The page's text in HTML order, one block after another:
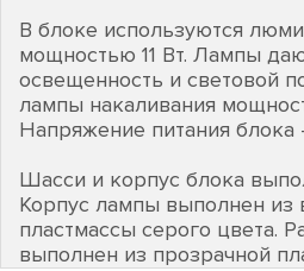
В блоке используются
мощностью 11 Вт. Лампы
освещенность и световой
лампы накаливания
Напряжение питания
Шасси и корпус блока
Корпус лампы выполнен из
пластмассы серого цвета.
выполнен из прозрачной